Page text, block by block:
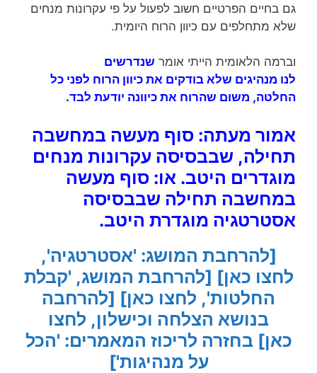
גם בחיים הפרטיים חשוב לפעול על פי עקרונות מנחים
שלא מתחלפים עם כיוון הרוח היומית.
וברמה הלאומית הייתי אומר שנדרשים
לנו מנהיגים שלא בודקים את כיוון הרוח לפני כל
החלטה, משום שהרוח את כיוונה יודעת לבד.
אמור מעתה: סוף מעשה במחשבה
תחילה, שבבסיסה עקרונות מנחים
מוגדרים היטב. או: סוף מעשה
במחשבה תחילה שבבסיסה
אסטרטגיה מוגדרת היטב.
[להרחבת המושג: 'אסטרטגיה',
לחצו כאן] [להרחבת המושג, 'קבלת
החלטות', לחצו כאן] [להרחבה
בנושא הצלחה וכישלון, לחצו
כאן] בחזרה לריכוז המאמרים: 'הכל
על מנהיגות']